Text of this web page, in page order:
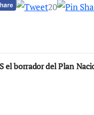
20
el borrador del Plan